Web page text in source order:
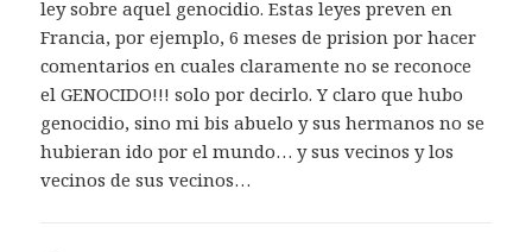
ley sobre aquel genocidio. Estas leyes preven en
Francia, por ejemplo, 6 meses de prision por hacer
comentarios en cuales claramente no se reconoce
el GENOCIDO!!! solo por decirlo. Y claro que hubo
genocidio, sino mi bis abuelo y sus hermanos no se
hubieran ido por el mundo… y sus vecinos y los
vecinos de sus vecinos…